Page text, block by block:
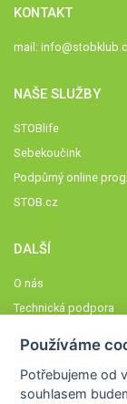
KONTAKT
mail:
NAŠE SLUŽBY
STOBlife
Sebekoučink
Podpůrný online
STOB.cz
DALŠÍ
O nás
Technická podpora
Členové STOBklubu
Používáme
Potřebujeme od
souhlasem